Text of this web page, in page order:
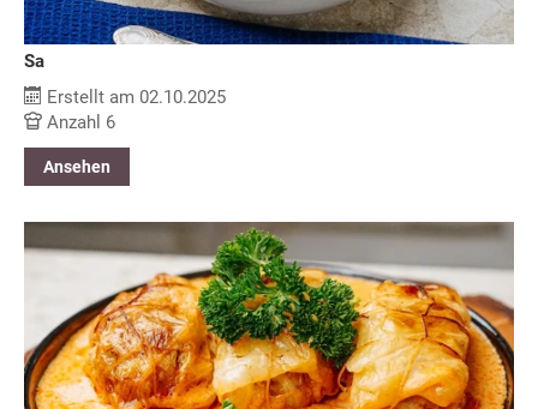
Sa
Erstellt am 02.10.2025
Anzahl 6
Ansehen